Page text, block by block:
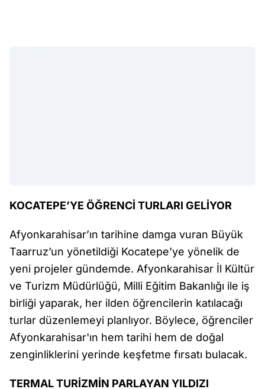
KOCATEPE’YE ÖĞRENCİ TURLARI GELİYOR
Afyonkarahisar’ın tarihine damga vuran Büyük
Taarruz’un yönetildiği Kocatepe’ye yönelik de
yeni projeler gündemde. Afyonkarahisar İl Kültür
ve Turizm Müdürlüğü, Milli Eğitim Bakanlığı ile iş
birliği yaparak, her ilden öğrencilerin katılacağı
turlar düzenlemeyi planlıyor. Böylece, öğrenciler
Afyonkarahisar'ın hem tarihi hem de doğal
zenginliklerini yerinde keşfetme fırsatı bulacak.
TERMAL TURİZMİN PARLAYAN YILDIZI